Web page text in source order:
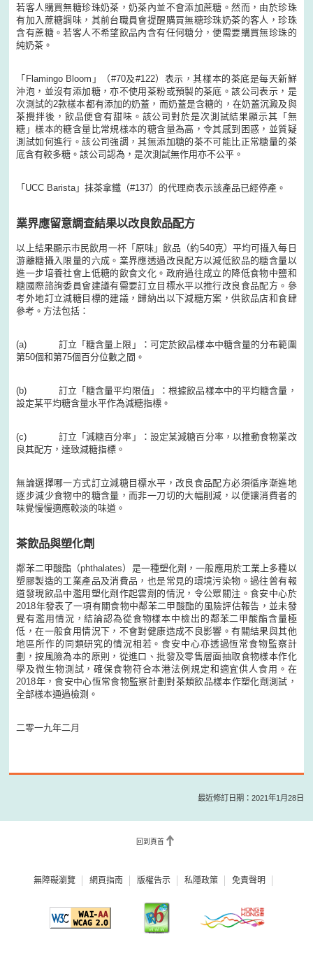
若客人購買無糖珍珠奶茶，奶茶內並不會添加蔗糖。然而，由於珍珠
有加入蔗糖調味，其前台職員會提醒購買無糖珍珠奶茶的客人，珍珠
含有蔗糖。若客人不希望飲品內含有任何糖分，便需要購買無珍珠的
純奶茶。
「Flamingo Bloom」（#70及#122）表示，其樣本的茶底是每天新鮮
沖泡，並沒有添加糖，亦不使用茶粉或預製的茶底。該公司表示，是
次測試的2款樣本都有添加的奶蓋，而奶蓋是含糖的，在奶蓋沉澱及與
茶攪拌後，飲品便會有甜味。該公司對於是次測試結果顯示其「無
糖」樣本的糖含量比常規樣本的糖含量為高，令其感到困惑，並質疑
測試如何進行。該公司強調，其無添加糖的茶不可能比正常糖量的茶
底含有較多糖。該公司認為，是次測試無作用亦不公平。
「UCC Barista」抹茶拿鐵（#137）的代理商表示該產品已經停產。
業界應留意調查結果以改良飲品配方
以上結果顯示市民飲用一杯「原味」飲品（約540克）平均可攝入每日
游離糖攝入限量的六成。業界應透過改良配方以減低飲品的糖含量以
進一步培養社會上低糖的飲食文化。政府過往成立的降低食物中鹽和
糖國際諮詢委員會建議有需要訂立目標水平以推行改良食品配方。參
考外地訂立減糖目標的建議，歸納出以下減糖方案，供飲品店和食肆
參考。方法包括：
(a) 訂立「糖含量上限」：可定於飲品樣本中糖含量的分布範圍
第50個和第75個百分位數之間。
(b) 訂立「糖含量平均限值」：根據飲品樣本中的平均糖含量，
設定某平均糖含量水平作為減糖指標。
(c) 訂立「減糖百分率」：設定某減糖百分率，以推動食物業改
良其配方，達致減糖指標。
無論選擇哪一方式訂立減糖目標水平，改良食品配方必須循序漸進地
逐步減少食物中的糖含量，而非一刀切的大幅削減，以便讓消費者的
味覺慢慢適應較淡的味道。
茶飲品與塑化劑
鄰苯二甲酸酯（phthalates）是一種塑化劑，一般應用於工業上多種以
塑膠製造的工業產品及消費品，也是常見的環境污染物。過往曾有報
道發現飲品中濫用塑化劑作起雲劑的情況，令公眾關注。食安中心於
2018年發表了一項有關食物中鄰苯二甲酸酯的風險評估報告，並未發
覺有濫用情況，結論認為從食物樣本中檢出的鄰苯二甲酸酯含量極
低，在一般食用情況下，不會對健康造成不良影響。有關結果與其他
地區所作的同類研究的情況相若。食安中心亦透過恆常食物監察計
劃，按風險為本的原則，從進口、批發及零售層面抽取食物樣本作化
學及微生物測試，確保食物符合本港法例規定和適宜供人食用。在
2018年，食安中心恆常食物監察計劃對茶類飲品樣本作塑化劑測試，
全部樣本通過檢測。
二零一九年二月
最近修訂日期：2021年1月28日
回到頁首
無障礙瀏覽 網頁指南 版權告示 私隱政策 免責聲明